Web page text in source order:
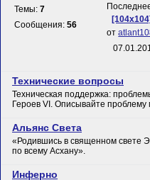
Темы:7
Сообщения:56
от
Технические вопросы
Техническая поддержка:
Героев VI. Описывайте
Альянс Света
«Родившись в священном свете
по всему Асхану».
Инферно